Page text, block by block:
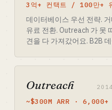
3억+ 컨택트 / 100만+
데이터베이스 우선 전략.
유료 전환. Outreach 가 못
견을 다 가져갔어요. B2B
Outreach
~$300M ARR · 6,000+